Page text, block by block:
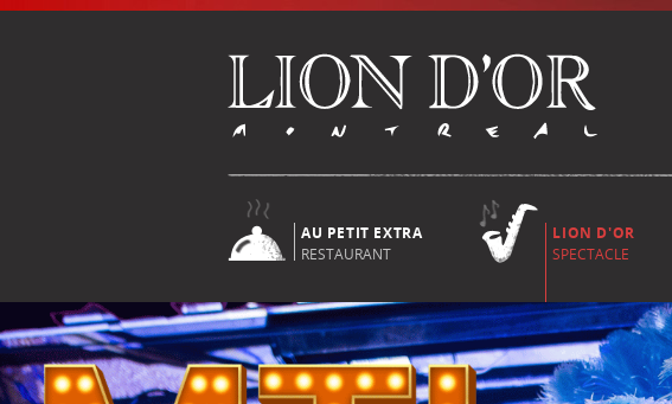
AU PETIT EXTRA
RESTAURANT
LION D'OR
SPECTACLE